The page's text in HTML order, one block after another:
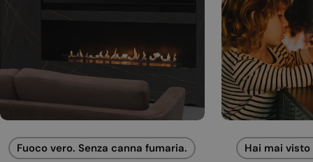
Fuoco vero. Senza canna fumaria. Hai mai